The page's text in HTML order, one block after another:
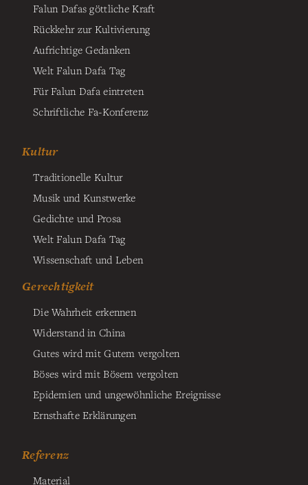
Falun Dafas göttliche Kraft
Rückkehr zur Kultivierung
Aufrichtige Gedanken
Welt Falun Dafa Tag
Für Falun Dafa eintreten
Schriftliche Fa-Konferenz
Kultur
Traditionelle Kultur
Musik und Kunstwerke
Gedichte und Prosa
Welt Falun Dafa Tag
Wissenschaft und Leben
Gerechtigkeit
Die Wahrheit erkennen
Widerstand in China
Gutes wird mit Gutem vergolten
Böses wird mit Bösem vergolten
Epidemien und ungewöhnliche Ereignisse
Ernsthafte Erklärungen
Referenz
Material